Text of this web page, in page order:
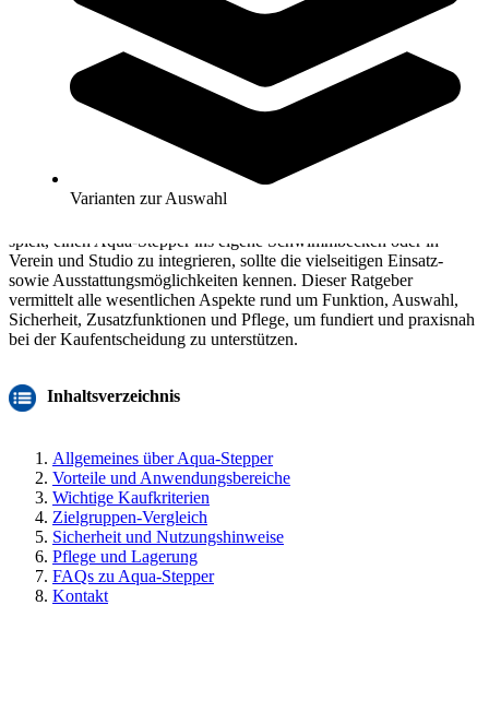
Varianten zur Auswahl
Für jede Leistungsstufe: Der passende
Aqua-Stepper für Ihr Training
Aqua-Stepper Kaufberatung
Ein Aqua-Stepper eröffnet im Wassersport zahlreiche
Möglichkeiten, sowohl für gezieltes Ausdauer- und Krafttraining als
spielt, einen Aqua-Stepper ins eigene Schwimmbecken oder in
Verein und Studio zu integrieren, sollte die vielseitigen Einsatz-
sowie Ausstattungsmöglichkeiten kennen. Dieser Ratgeber
vermittelt alle wesentlichen Aspekte rund um Funktion, Auswahl,
Sicherheit, Zusatzfunktionen und Pflege, um fundiert und praxisnah
bei der Kaufentscheidung zu unterstützen.
Inhaltsverzeichnis
Allgemeines über Aqua-Stepper
Vorteile und Anwendungsbereiche
Wichtige Kaufkriterien
Zielgruppen-Vergleich
Sicherheit und Nutzungshinweise
Pflege und Lagerung
FAQs zu Aqua-Stepper
Kontakt